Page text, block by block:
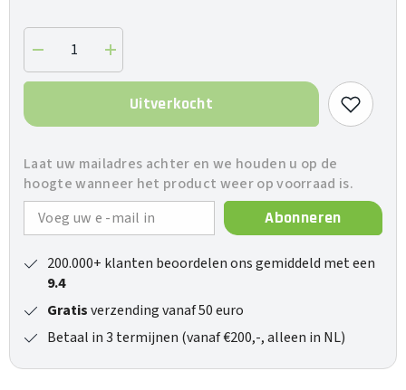
Verlaag
de
hoeveelheid
Plus
Verhoog
de
hoeveelheid
voor
Plus
Uitverkocht
Laat uw mailadres achter en we houden u op de
hoogte wanneer het product weer op voorraad is.
Abonneren
200.000+ klanten beoordelen ons gemiddeld met een
9.4
Gratisverzending vanaf 50 euro
Betaal in 3 termijnen (vanaf €200,-, alleen in NL)